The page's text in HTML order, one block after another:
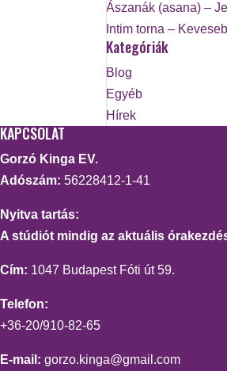
Ászanák (asana) –
Intim torna –
Kategóriák
Blog
Egyéb
Hírek
KAPCSOLAT
Gorzó Kinga EV.
Adószám: 56228412-1-41
Nyitva tartás:
A stúdiót mindig az aktuális
Cím: 1047 Budapest Fóti út 59.
Telefon:
+36-20/910-82-65
E-mail: gorzo.kinga@gmail.com